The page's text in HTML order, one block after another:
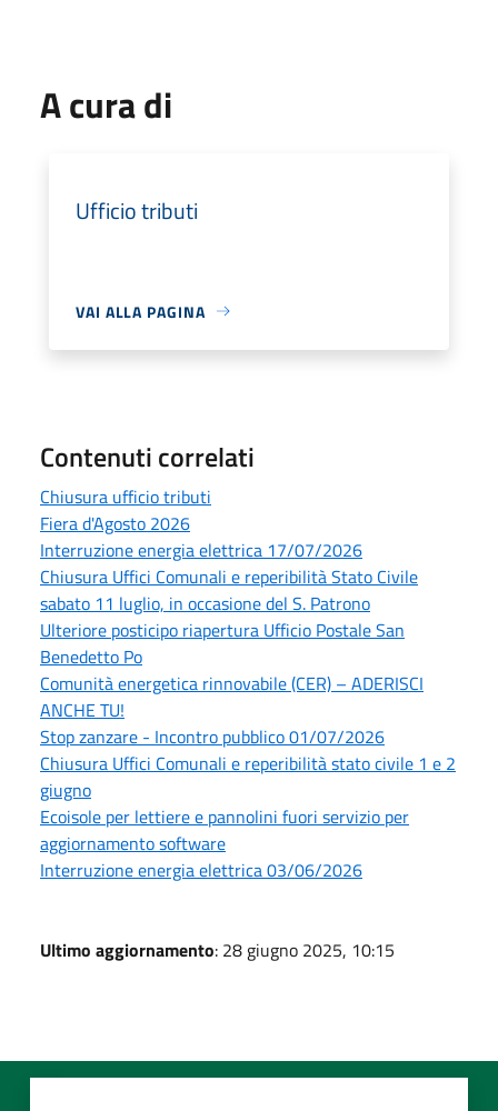
A cura di
Ufficio tributi
VAI ALLA PAGINA
Contenuti correlati
Chiusura ufficio tributi
Fiera d'Agosto 2026
Interruzione energia elettrica 17/07/2026
Chiusura Uffici Comunali e reperibilità Stato Civile
sabato 11 luglio, in occasione del S. Patrono
Ulteriore posticipo riapertura Ufficio Postale San
Benedetto Po
Comunità energetica rinnovabile (CER) – ADERISCI
ANCHE TU!
Stop zanzare - Incontro pubblico 01/07/2026
Chiusura Uffici Comunali e reperibilità stato civile 1 e 2
giugno
Ecoisole per lettiere e pannolini fuori servizio per
aggiornamento software
Interruzione energia elettrica 03/06/2026
Ultimo aggiornamento: 28 giugno 2025, 10:15